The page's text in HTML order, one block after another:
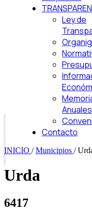
Ley de
Anuales
Contacto
INICIO /Municipios /
Urda
6417